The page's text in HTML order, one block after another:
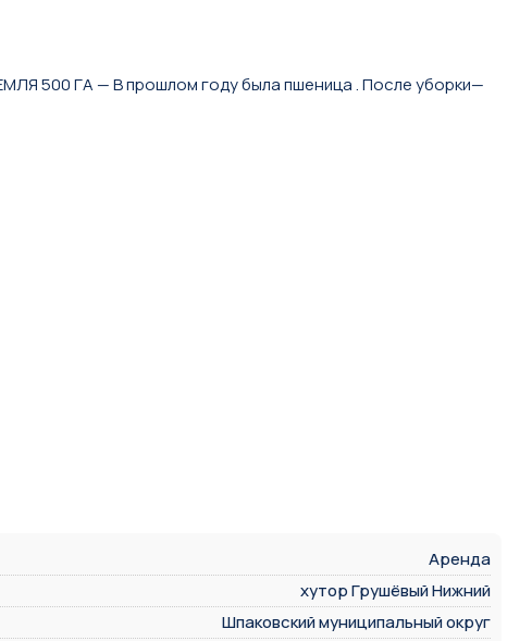
500 ГA — B прошлом году была пшeницa . Пocле убopки—
Аренда
хутор Грушёвый Нижний
Шпаковский муниципальный округ